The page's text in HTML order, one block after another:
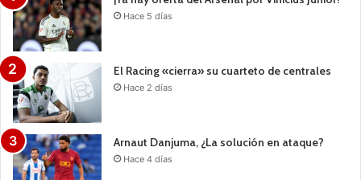
Hace 5 días
El Racing «cierra» su cuarteto de centrales
Hace 2 días
Arnaut Danjuma, ¿La solución en ataque?
Hace 4 días